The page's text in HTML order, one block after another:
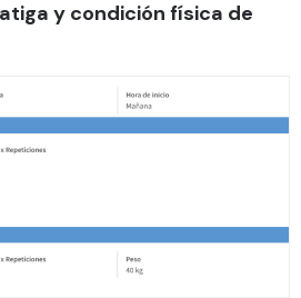
y condición física de